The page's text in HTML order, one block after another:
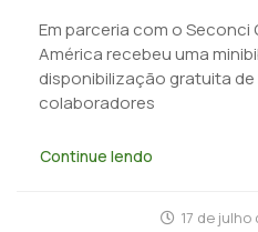
Em parceria com o Seconci
América recebeu uma
disponibilização gratuita de
colaboradores
Continue lendo
17 de julho